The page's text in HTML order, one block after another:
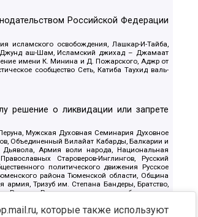
Российской Федерации
исламского освобождения, Лашкар-И-Тайба,
Джунд аш-Шам, Исламский джихад – Джамаат
имени К. Минина и Д. Пожарского, Аджр от
сообщество Сеть, Катиба Таухид валь-
решение о ликвидации или запрете
Мужская Духовная Семинария Духовное
Объединенный Вилайат Кабарды, Балкарии и
Дьявола, Армия воли народа, Национальная
Староверов-Инглингов, Русский
политического движения Русское
района Тюменской области, Община
армия, Тризуб им. Степана Бандеры, Братство,
Русские, Русское национальное объединение
инициативная группа, Автоград
которые также используют